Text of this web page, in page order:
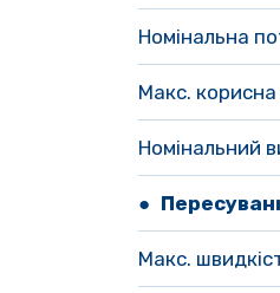
Номінальна
Макс.
Номінальний
●
Макс.